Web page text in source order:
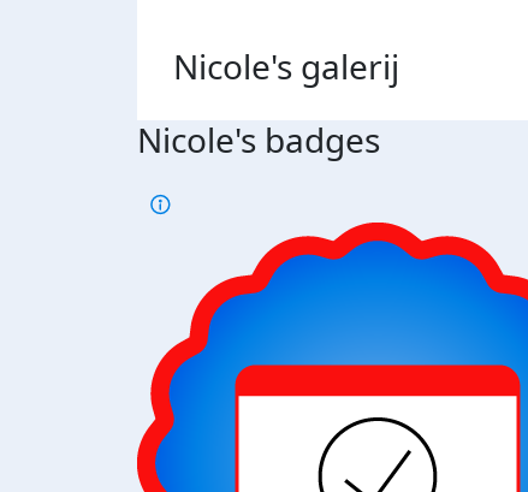
Nicole's galerij
Nicole's badges